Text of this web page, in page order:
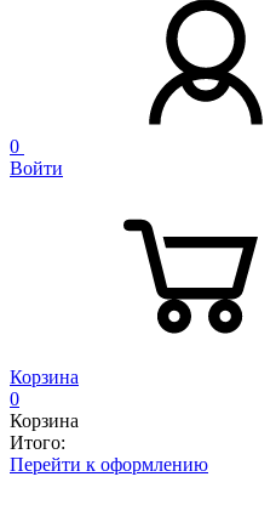
0
Войти
Корзина
0
Корзина
Итого:
Перейти к оформлению